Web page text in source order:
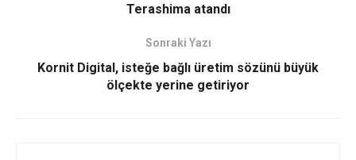
Terashima atandı
Sonraki Yazı
Kornit Digital, isteğe bağlı üretim sözünü büyük
ölçekte yerine getiriyor